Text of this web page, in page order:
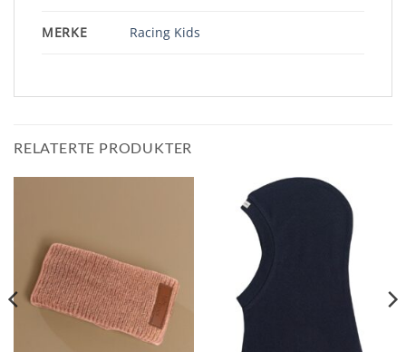
MERKE Racing Kids
RELATERTE PRODUKTER